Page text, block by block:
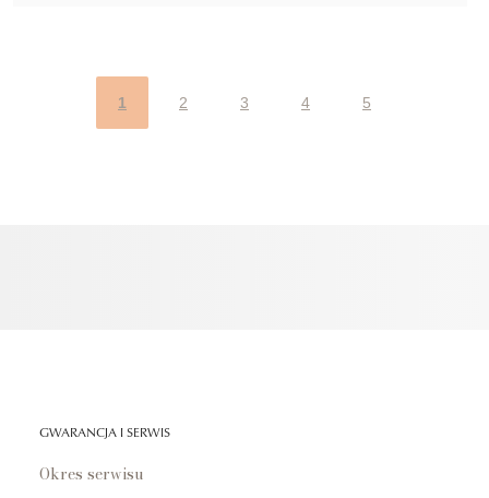
1 2 3 4 5
GWARANCJA I SERWIS
Okres serwisu